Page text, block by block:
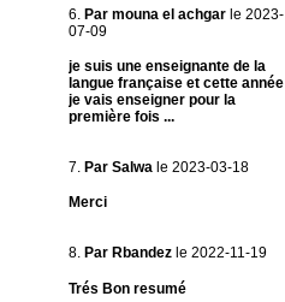
6. Par mouna el achgar le 2023-
07-09
je suis une enseignante de la
langue française et cette année
je vais enseigner pour la
première fois ...
7. Par Salwa le 2023-03-18
Merci
8. Par Rbandez le 2022-11-19
Trés Bon resumé